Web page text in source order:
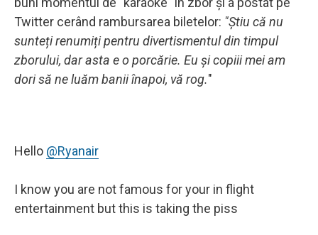
Twitter cerând rambursarea biletelor: "Știu că nu
sunteți renumiți pentru divertismentul din timpul
zborului, dar asta e o porcărie. Eu și copiii mei am
dori să ne luăm banii înapoi, vă rog."
Hello @Ryanair
I know you are not famous for your in flight
entertainment but this is taking the piss